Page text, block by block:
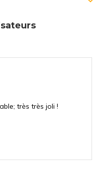
très très joli !